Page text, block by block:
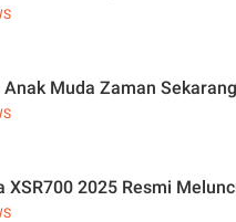
Anak Muda Zaman
XSR700 2025 Resmi